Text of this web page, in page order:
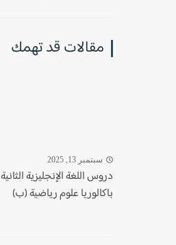
مقالات قد تهمك
سبتمبر 13, 2025
دروس اللغة الإنجليزية الثانية
باكالوريا علوم رياضية (ب)